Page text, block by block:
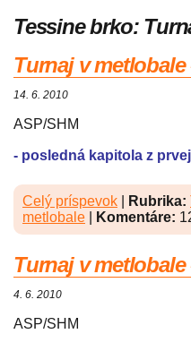
Tessine brko:
Turnaj v metlobale
14. 6. 2010
ASP/SHM
- posledná kapitola z
Celý príspevok Rubrika:
metlobale
Komentáre:
Turnaj v metlobale
4. 6. 2010
ASP/SHM